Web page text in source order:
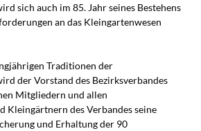
sich auch im 85. Jahr seines Bestehens
an das Kleingartenwesen
Traditionen der
der Vorstand des Bezirksverbandes
Mitgliedern und allen
Kleingärtnern des Verbandes seine
und Erhaltung der 90